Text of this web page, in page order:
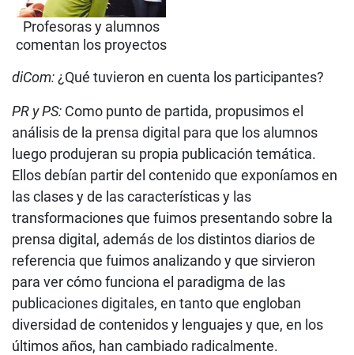
Profesoras y alumnos
comentan los proyectos
diCom:¿Qué tuvieron en cuenta los participantes?
PR y PS: Como punto de partida, propusimos el
análisis de la prensa digital para que los alumnos
luego produjeran su propia publicación temática.
Ellos debían partir del contenido que exponíamos en
las clases y de las características y las
transformaciones que fuimos presentando sobre la
prensa digital, además de los distintos diarios de
referencia que fuimos analizando y que sirvieron
para ver cómo funciona el paradigma de las
publicaciones digitales, en tanto que engloban
diversidad de contenidos y lenguajes y que, en los
últimos años, han cambiado radicalmente.